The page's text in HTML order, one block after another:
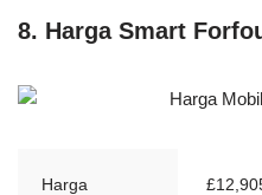
8. Harga Smart
Harga